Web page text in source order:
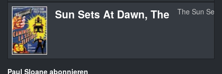
Sun Sets At Dawn, The The Sun
Paul Sloane abonnieren